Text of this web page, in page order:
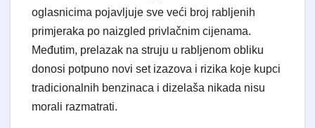
oglasnicima pojavljuje sve veći broj rabljenih
primjeraka po naizgled privlačnim cijenama.
Međutim, prelazak na struju u rabljenom obliku
donosi potpuno novi set izazova i rizika koje kupci
tradicionalnih benzinaca i dizelaša nikada nisu
morali razmatrati.